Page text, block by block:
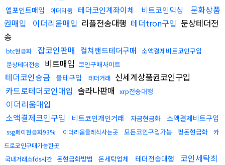
엘포인트매입 이더리움 테더코인계좌이체 비트코인믹싱
문화상품
권매입
이더리움매입 리플전송대행 테더tron구입 문상테더전
송
btc현금화 잡코인판매 컬쳐랜드테더구매 소액결제비트코인구입
문상테더전송 비트매입 코인구매사이트
테더코인송금 블테구입 테더거래 신세계상품권코인구입
카드로테더코인매입 솔라나판매 xrp전송대행
이더리움매입
소액결제코인구입
비트코인개인거래 자금현금화 소액결제비트구입
ssg페이현금화93% 이더리움클레식사는곳 모든코인구입가능 핑돈현금화
카
드로코인구매가능한곳
국내거래소fds시간 돈현금화방법 돈세탁업체 테더전송대행
코인세탁최